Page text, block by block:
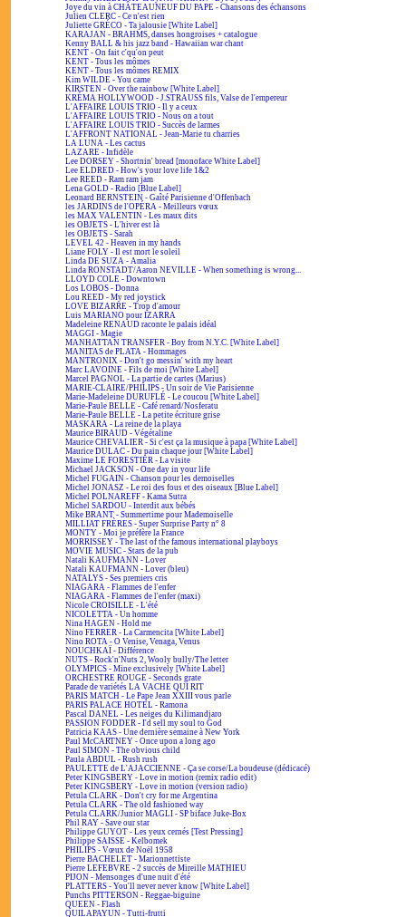
Joye du vin à CHÂTEAUNEUF DU PAPE - Chansons des échansons
Julien CLERC - Ce n'est rien
Juliette GRÉCO - Ta jalousie [White Label]
KARAJAN - BRAHMS, danses hongroises + catalogue
Kenny BALL & his jazz band - Hawaiian war chant
KENT - On fait c'qu'on peut
KENT - Tous les mômes
KENT - Tous les mômes REMIX
Kim WILDE - You came
KIRSTEN - Over the rainbow [White Label]
KRÉMA HOLLYWOOD - J.STRAUSS fils, Valse de l'empereur
L'AFFAIRE LOUIS TRIO - Il y a ceux
L'AFFAIRE LOUIS TRIO - Nous on a tout
L'AFFAIRE LOUIS TRIO - Succès de larmes
L'AFFRONT NATIONAL - Jean-Marie tu charries
LA LUNA - Les cactus
LAZARE - Infidèle
Lee DORSEY - Shortnin' bread [monoface White Label]
Lee ELDRED - How's your love life 1&2
Lee REED - Ram ram jam
Lena GOLD - Radio [Blue Label]
Leonard BERNSTEIN - Gaîté Parisienne d'Offenbach
les JARDINS de l'OPÉRA - Meilleurs vœux
les MAX VALENTIN - Les maux dits
les OBJETS - L'hiver est là
les OBJETS - Sarah
LEVEL 42 - Heaven in my hands
Liane FOLY - Il est mort le soleil
Linda DE SUZA - Amalia
Linda RONSTADT/Aaron NEVILLE - When something is wrong...
LLOYD COLE - Downtown
Los LOBOS - Donna
Lou REED - My red joystick
LOVE BIZARRE - Trop d'amour
Luis MARIANO pour IZARRA
Madeleine RENAUD raconte le palais idéal
MAGGI - Magie
MANHATTAN TRANSFER - Boy from N.Y.C. [White Label]
MANITAS de PLATA - Hommages
MANTRONIX - Don't go messin' with my heart
Marc LAVOINE - Fils de moi [White Label]
Marcel PAGNOL - La partie de cartes (Marius)
MARIE-CLAIRE/PHILIPS - Un soir de Vie Parisienne
Marie-Madeleine DURUFLÉ - Le coucou [White Label]
Marie-Paule BELLE - Café renard/Nosferatu
Marie-Paule BELLE - La petite écriture grise
MASKARA - La reine de la playa
Maurice BIRAUD - Végétaline
Maurice CHEVALIER - Si c'est ça la musique à papa [White Label]
Maurice DULAC - Du pain chaque jour [White Label]
Maxime LE FORESTIER - La visite
Michael JACKSON - One day in your life
Michel FUGAIN - Chanson pour les demoiselles
Michel JONASZ - Le roi des fous et des oiseaux [Blue Label]
Michel POLNAREFF - Kama Sutra
Michel SARDOU - Interdit aux bébés
Mike BRANT - Summertime pour Mademoiselle
MILLIAT FRÈRES - Super Surprise Party n° 8
MONTY - Moi je préfère la France
MORRISSEY - The last of the famous international playboys
MOVIE MUSIC - Stars de la pub
Natali KAUFMANN - Lover
Natali KAUFMANN - Lover (bleu)
NATALYS - Ses premiers cris
NIAGARA - Flammes de l'enfer
NIAGARA - Flammes de l'enfer (maxi)
Nicole CROISILLE - L'été
NICOLETTA - Un homme
Nina HAGEN - Hold me
Nino FERRER - La Carmencita [White Label]
Nino ROTA - O Venise, Venaga, Venus
NOUCHKAÏ - Différence
NUTS - Rock'n'Nuts 2, Wooly bully/The letter
OLYMPICS - Mine exclusively [White Label]
ORCHESTRE ROUGE - Seconds grate
Parade de variétés LA VACHE QUI RIT
PARIS MATCH - Le Pape Jean XXIII vous parle
PARIS PALACE HOTEL - Ramona
Pascal DANEL - Les neiges du Kilimandjaro
PASSION FODDER - I'd sell my soul to God
Patricia KAAS - Une dernière semaine à New York
Paul McCARTNEY - Once upon a long ago
Paul SIMON - The obvious child
Paula ABDUL - Rush rush
PAULETTE de L'AJACCIENNE - Ça se corse/La boudeuse (dédicacé)
Peter KINGSBERY - Love in motion (remix radio edit)
Peter KINGSBERY - Love in motion (version radio)
Petula CLARK - Don't cry for me Argentina
Petula CLARK - The old fashioned way
Petula CLARK/Junior MAGLI - SP biface Juke-Box
Phil RAY - Save our star
Philippe GUYOT - Les yeux cernés [Test Pressing]
Philippe SAISSE - Kelbomek
PHILIPS - Vœux de Noël 1958
Pierre BACHELET - Marionnettiste
Pierre LEFEBVRE - 2 succès de Mireille MATHIEU
PIJON - Mensonges d'une nuit d'été
PLATTERS - You'll never never know [White Label]
Punchs PITTERSON - Reggae-biguine
QUEEN - Flash
QUILAPAYUN - Tutti-frutti